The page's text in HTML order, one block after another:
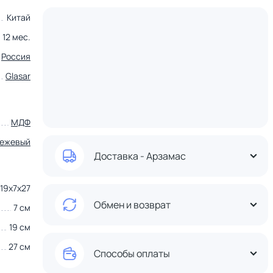
Китай
12 мес.
Россия
Glasar
МДФ
19х7х27
7 см
19 см
27 см
Доставка - Арзамас
Обмен и возврат
Способы оплаты